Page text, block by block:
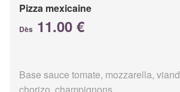
Pizza mexicaine
Dès 11.00 €
Base sauce tomate, mozzarella,